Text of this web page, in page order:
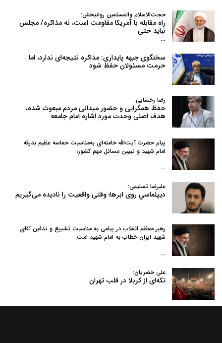
حجت‌الاسلام والمسلمین روانبخش:
راه مقابله با آمریکا مقاومت است، نه مذاکره/ مجلس
نباید حتی
…
سخنگوی جبهه پایداری: مذاکره نتیجه‌ای ندارد، اما
حرمت مسئولان حفظ شود
رضا رخسایی:
حفظ همگرایی و حضور میدانی مردم مبعوث شده،
هدف اصلی وحدت مورد اشاره امام جامعه
پیام حضرت آیت‌الله خامنه‌ای به‌مناسبت حماسه عظیم بدرقه
امام شهید و تبیین مسائل مهم کشور؛
…
علیرضا تسلیمی:
دیپلماسیِ روی ابرها؛ وقتی واقعیت را نادیده می‌گیریم
رهبر معظم انقلاب در پیامی به‌ مناسبت تشییع و تدفین آقای
شهید ایران خطاب به امام شهید امت:
…
علی خضریان:
تکه‌ای از کربلا در قلب تهران